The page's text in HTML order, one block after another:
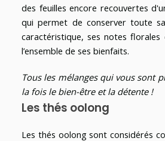
des feuilles encore recouvertes
qui permet de conserver toute
caractéristique, ses notes
l’ensemble de ses bienfaits.
Tous les mélanges qui vous sont
la fois le bien-être et la détente !
Les thés oolong
Les thés oolong sont considérés